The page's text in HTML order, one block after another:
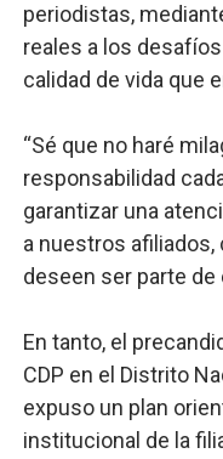
periodistas,
reales a los
calidad de vida que
“Sé que no haré
responsabilidad
garantizar una
a nuestros
deseen ser parte de
En tanto, el
CDP en el Distrito
expuso un plan
institucional de la